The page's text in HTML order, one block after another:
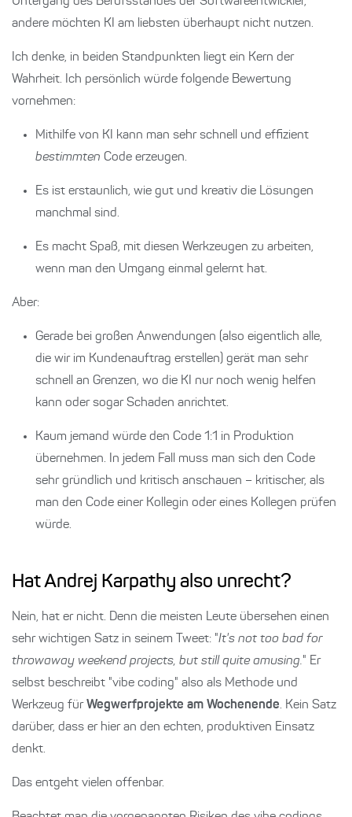
andere möchten KI am liebsten überhaupt nicht nutzen.
Ich denke, in beiden Standpunkten liegt ein Kern der
Wahrheit. Ich persönlich würde folgende Bewertung
vornehmen:
Mithilfe von KI kann man sehr schnell und effizient
bestimmten Code erzeugen.
Es ist erstaunlich, wie gut und kreativ die Lösungen
manchmal sind.
Es macht Spaß, mit diesen Werkzeugen zu arbeiten,
wenn man den Umgang einmal gelernt hat.
Aber:
Gerade bei großen Anwendungen (also eigentlich alle,
die wir im Kundenauftrag erstellen) gerät man sehr
schnell an Grenzen, wo die KI nur noch wenig helfen
kann oder sogar Schaden anrichtet.
Kaum jemand würde den Code 1:1 in Produktion
übernehmen. In jedem Fall muss man sich den Code
sehr gründlich und kritisch anschauen – kritischer, als
man den Code einer Kollegin oder eines Kollegen prüfen
würde.
Hat Andrej Karpathy also unrecht?
Nein, hat er nicht. Denn die meisten Leute übersehen einen
sehr wichtigen Satz in seinem Tweet: "It's not too bad for
throwaway weekend projects, but still quite amusing." Er
selbst beschreibt "vibe coding" also als Methode und
Werkzeug fürWegwerfprojekte am Wochenende. Kein Satz
darüber, dass er hier an den echten, produktiven Einsatz
denkt.
Das entgeht vielen offenbar.